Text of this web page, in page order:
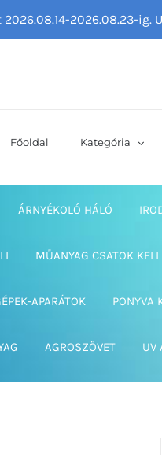
Főoldal Kategória
ÁRNYÉKOLÓ HÁLÓ
MŰANYAG CSATOK
APARÁTOK PONYVA
AGROSZÖVET UV
2026.08.14-2026.08.23-ig.